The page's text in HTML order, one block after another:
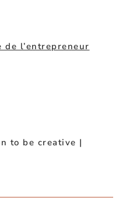
de l’entrepreneur
to be creative |